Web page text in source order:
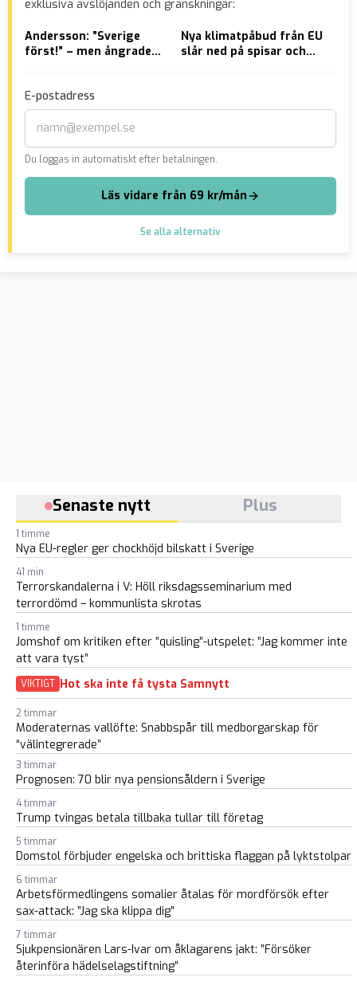
exklusiva avslöjanden och granskningar:
Andersson: ”Sverige
först!” – men ångrade
Nya klimatpåbud från EU
slår ned på spisar och
E-postadress
Du loggas in automatiskt efter betalningen.
Läs vidare från 69 kr/mån
Se alla alternativ
Senaste nytt Plus
1 timme
Nya EU-regler ger chockhöjd bilskatt i Sverige
41 min
Terrorskandalerna i V: Höll riksdagsseminarium med
terrordömd – kommunlista skrotas
1 timme
Jomshof om kritiken efter ”quisling”-utspelet: ”Jag kommer inte
att vara tyst”
VIKTIGT Hot ska inte få tysta Samnytt
2 timmar
Moderaternas vallöfte: Snabbspår till medborgarskap för
“välintegrerade”
3 timmar
Prognosen: 70 blir nya pensionsåldern i Sverige
4 timmar
Trump tvingas betala tillbaka tullar till företag
5 timmar
Domstol förbjuder engelska och brittiska flaggan på lyktstolpar
6 timmar
Arbetsförmedlingens somalier åtalas för mordförsök efter
sax-attack: ”Jag ska klippa dig”
7 timmar
Sjukpensionären Lars-Ivar om åklagarens jakt: ”Försöker
återinföra hädelselagstiftning”